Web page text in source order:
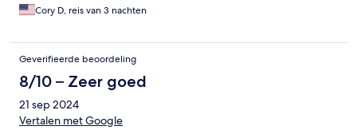
Cory D, reis van 3 nachten
Geverifieerde beoordeling
8/10 – Zeer goed
21 sep 2024
Vertalen met Google